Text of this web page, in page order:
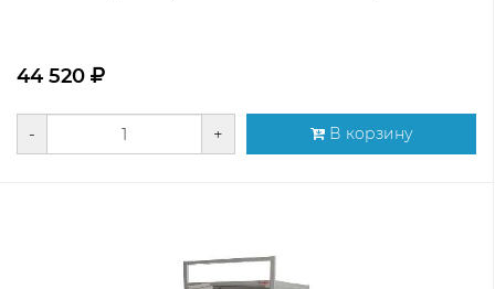
44 520
- + В корзину